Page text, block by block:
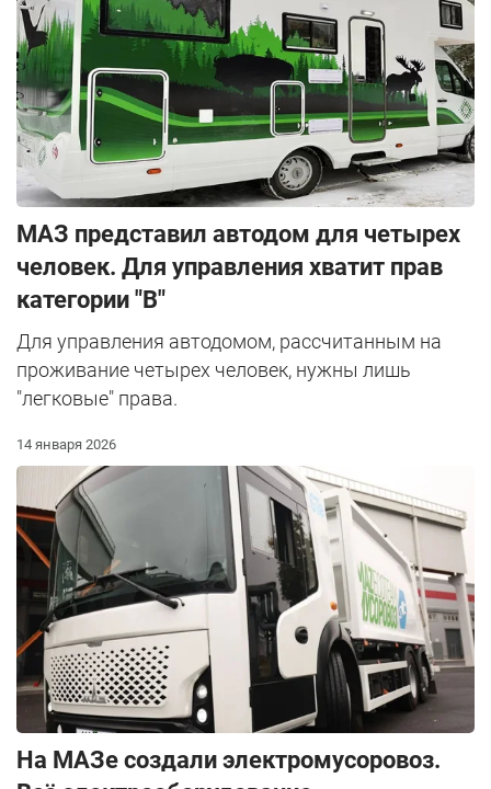
МАЗ представил автодом для четырех
человек. Для управления хватит прав
категории "B"
Для управления автодомом, рассчитанным на
проживание четырех человек, нужны лишь
"легковые" права.
14 января 2026
На МАЗе создали электромусоровоз.